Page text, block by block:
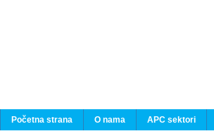
Početna strana O nama APC sektori